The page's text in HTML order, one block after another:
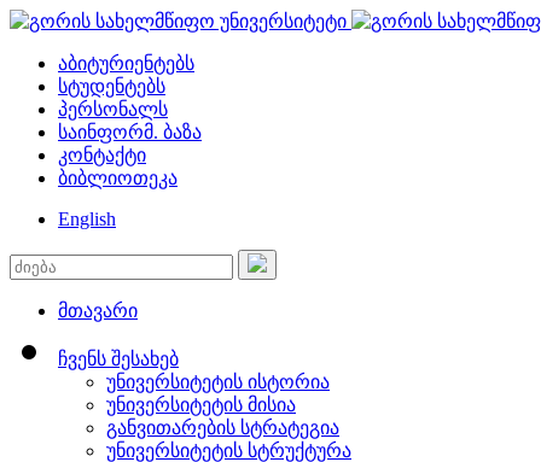
აბიტურიენტებს
სტუდენტებს
პერსონალს
საინფორმ. ბაზა
კონტაქტი
ბიბლიოთეკა
English
მთავარი
ჩვენს შესახებ
უნივერსიტეტის ისტორია
უნივერსიტეტის მისია
განვითარების სტრატეგია
უნივერსიტეტის სტრუქტურა